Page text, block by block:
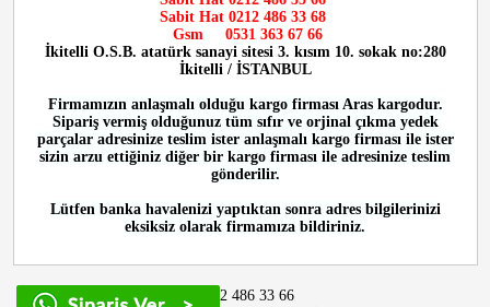
Sabit Hat 0212 486 33 68
Gsm 0531 363 67 66
İkitelli O.S.B. atatürk sanayi sitesi 3. kısım 10. sokak no:280
İkitelli / İSTANBUL
Firmamızın anlaşmalı olduğu kargo firması Aras kargodur.
Sipariş vermiş olduğunuz tüm sıfır ve orjinal çıkma yedek
parçalar adresinize teslim ister anlaşmalı kargo firması ile ister
sizin arzu ettiğiniz diğer bir kargo firması ile adresinize teslim
gönderilir.
Lütfen banka havalenizi yaptıktan sonra adres bilgilerinizi
eksiksiz olarak firmamıza bildiriniz.
0212 486 33 66